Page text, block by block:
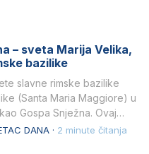
– sveta Marija Velika,
bazilike
slavne rimske bazilike
(Santa Maria Maggiore) u
Gospa Snježna. Ovaj
DANA · 2 minute čitanja